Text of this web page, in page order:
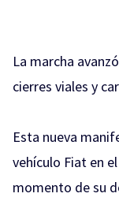
La marcha
cierres viales y
Esta nueva
vehículo Fiat en
momento de su